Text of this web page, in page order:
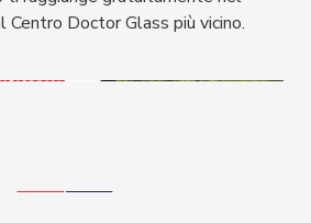
Centro Doctor Glass più vicino.